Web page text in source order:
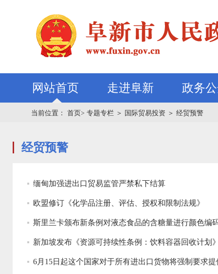
网站首页 走进阜新 政务
当前位置： 首页> 专题专栏 ＞ 国际贸易投资 ＞ 经贸预警
经贸预警
缅甸加强进出口贸易监管严禁私下结算
欧盟修订《化学品注册、评估、授权和限制法规》
斯里兰卡颁布新条例对液态食品的含糖量进行颜色编
新加坡发布《资源可持续性条例：饮料容器回收计划
6月15日起这个国家对于所有进出口货物将强制要求